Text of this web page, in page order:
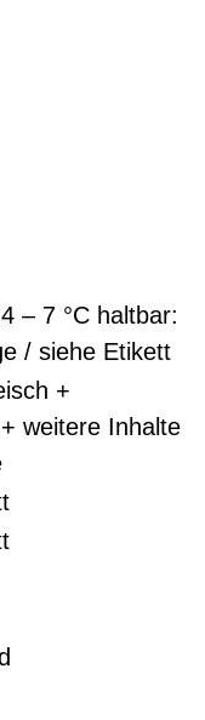
– 7 °C haltbar:
/ siehe Etikett
+
weitere Inhalte